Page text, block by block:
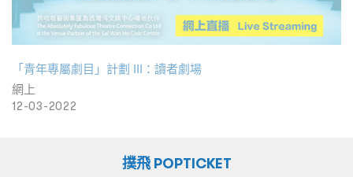
「青年專屬劇目」計劃 III：讀者劇場
網上
12-03-2022
撲飛 POPTICKET